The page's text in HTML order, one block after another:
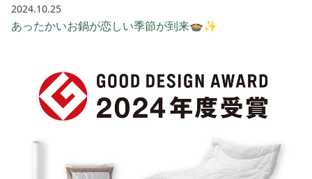
2024.10.25
あったかいお鍋が恋しい季節が到来🍲✨